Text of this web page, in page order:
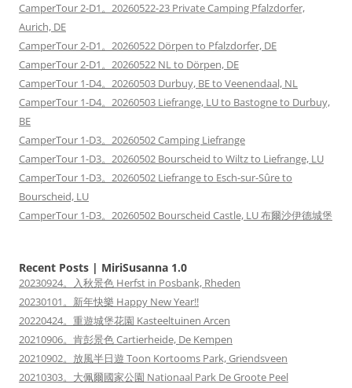
CamperTour 2-D1。20260522-23 Private Camping Pfalzdorfer,
Aurich, DE
CamperTour 2-D1。20260522 Dörpen to Pfalzdorfer, DE
CamperTour 2-D1。20260522 NL to Dörpen, DE
CamperTour 1-D4。20260503 Durbuy, BE to Veenendaal, NL
CamperTour 1-D4。20260503 Liefrange, LU to Bastogne to Durbuy,
BE
CamperTour 1-D3。20260502 Camping Liefrange
CamperTour 1-D3。20260502 Bourscheid to Wiltz to Liefrange, LU
CamperTour 1-D3。20260502 Liefrange to Esch-sur-Sûre to
Bourscheid, LU
CamperTour 1-D3。20260502 Bourscheid Castle, LU 布爾沙伊德城堡
Recent Posts | MiriSusanna 1.0
20230924。入秋景色 Herfst in Posbank, Rheden
20230101。新年快樂 Happy New Year!!
20220424。重遊城堡花園 Kasteeltuinen Arcen
20210906。肯彭景色 Cartierheide, De Kempen
20210902。放風半日遊 Toon Kortooms Park, Griendsveen
20210303。大佩爾國家公園 Nationaal Park De Groote Peel